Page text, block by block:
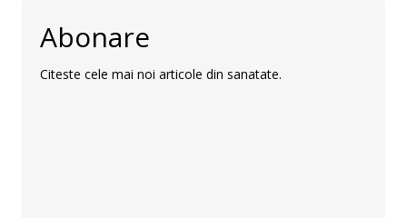
Abonare
Citeste cele mai noi articole din sanatate.